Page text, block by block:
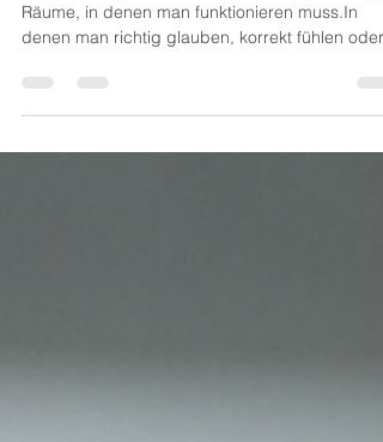
tiefgeliebt.org – weil du zählst. Einfach so.Es
Räume, in denen man funktionieren muss.In
denen man richtig glauben, korrekt fühlen oder